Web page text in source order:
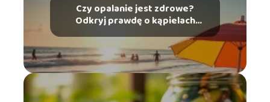
Czy opalanie jest zdrowe?
Odkryj prawdę o kąpielach
słonecznych